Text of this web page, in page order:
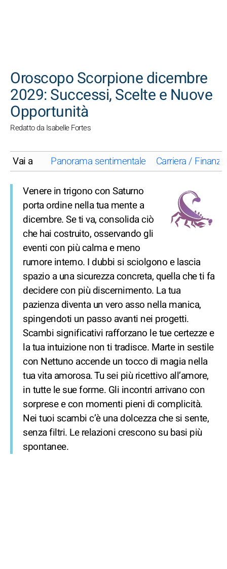
Oroscopo Scorpione dicembre
2029: Successi, Scelte e Nuove
Opportunità
Redatto da Isabelle Fortes
Vai a Panorama sentimentale Carriera / Finanze
Venere in trigono con Saturno
porta ordine nella tua mente a
dicembre. Se ti va, consolida ciò
che hai costruito, osservando gli
eventi con più calma e meno
rumore interno. I dubbi si sciolgono e lascia
spazio a una sicurezza concreta, quella che ti fa
decidere con più discernimento. La tua
pazienza diventa un vero asso nella manica,
spingendoti un passo avanti nei progetti.
Scambi significativi rafforzano le tue certezze e
la tua intuizione non ti tradisce. Marte in sestile
con Nettuno accende un tocco di magia nella
tua vita amorosa. Tu sei più ricettivo all’amore,
in tutte le sue forme. Gli incontri arrivano con
sorprese e con momenti pieni di complicità.
Nei tuoi scambi c’è una dolcezza che si sente,
senza filtri. Le relazioni crescono su basi più
spontanee.